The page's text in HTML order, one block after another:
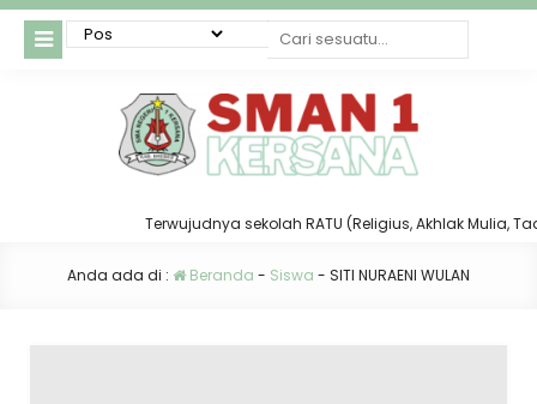
Terwujudnya sekolah RATU (Religius, Akhlak Mulia,
Anda ada di : Beranda - Siswa - SITI NURAENI WULAN